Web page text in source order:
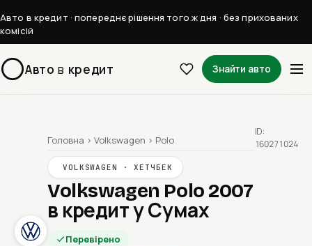
Авто в кредит · попереднє рішення того ж дня · без прихованих
комісій
Авто в кредит Знайти авто
Головна › Volkswagen › Polo
VOLKSWAGEN · ХЕТЧБЕК
Volkswagen Polo 2007
в кредит у Сумах
Перевірено
ID:
160271024